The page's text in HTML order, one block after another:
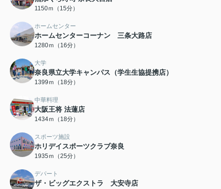
1150ｍ（15分）
ホームセンター
ホームセンターコーナン 三条大路店
1280ｍ（16分）
大学
奈良県立大学キャンパス（学生生協提携店）
1399ｍ（18分）
中華料理
大阪王将 法蓮店
1434ｍ（18分）
スポーツ施設
ホリデイスポーツクラブ奈良
1935ｍ（25分）
デパート
ザ・ビッグエクストラ 大安寺店